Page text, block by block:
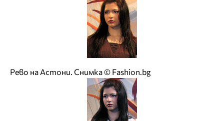
Рево на Астони. Снимка © Fashion.bg